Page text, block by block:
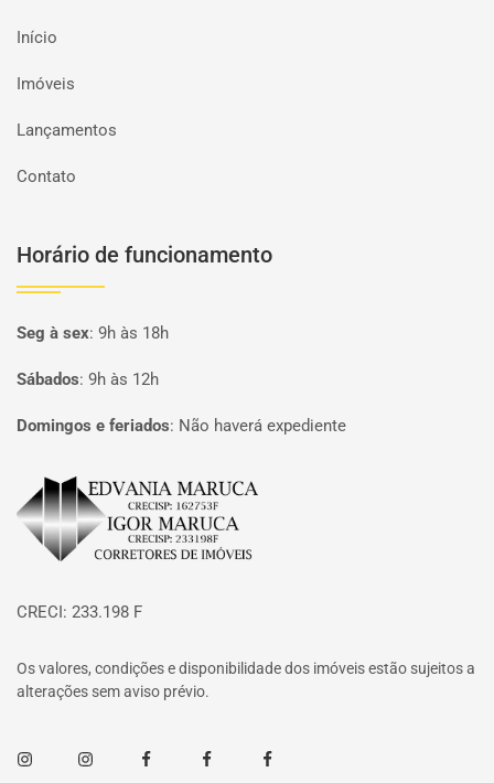
Início
Imóveis
Lançamentos
Contato
Horário de funcionamento
Seg à sex: 9h às 18h
Sábados: 9h às 12h
Domingos e feriados: Não haverá expediente
Página inicial
CRECI: 233.198 F
Os valores, condições e disponibilidade dos imóveis estão sujeitos a
alterações sem aviso prévio.
InstagramInstagramFacebookFacebookFacebook